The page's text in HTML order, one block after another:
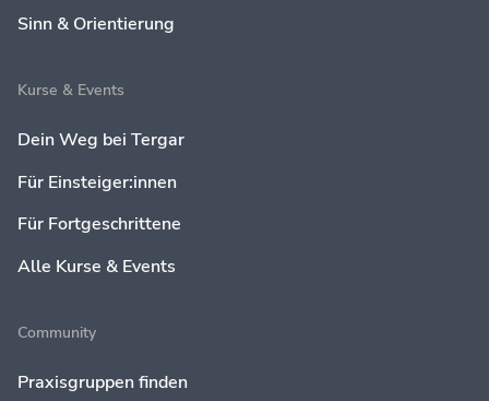
Sinn & Orientierung
Kurse & Events
Dein Weg bei Tergar
Für Einsteiger:innen
Für Fortgeschrittene
Alle Kurse & Events
Community
Praxisgruppen finden